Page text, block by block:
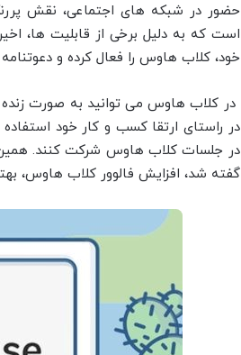
حضور در شبکه ‌های اجتماعی، نقش
است که به دلیل برخی از قابلیت ها،
خود، کلاب هاوس را فعال کرده و
در کلاب هاوس می توانید به صورت زنده با
در راستای ارتقا کسب و کار خود
در جلسات کلاب هاوس شرکت کنند. همین
گفته شد، افزایش فالوور کلاب هاوس،